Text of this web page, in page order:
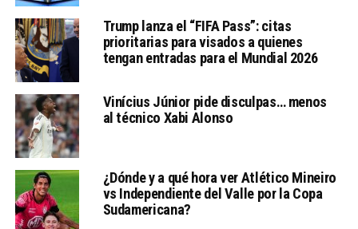
Trump lanza el “FIFA Pass”: citas
prioritarias para visados a quienes
tengan entradas para el Mundial 2026
Vinícius Júnior pide disculpas… menos
al técnico Xabi Alonso
¿Dónde y a qué hora ver Atlético Mineiro
vs Independiente del Valle por la Copa
Sudamericana?